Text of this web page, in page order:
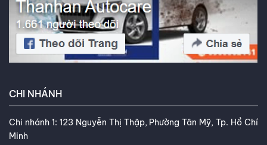
CHI NHÁNH
Chi nhánh 1: 123 Nguyễn Thị Thập, Phường Tân Mỹ, Tp. Hồ Chí
Minh